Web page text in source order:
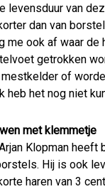
levensduur van
dan van
me ook af waar de
getrokken
of
heb het nog niet
met klemmetje
Klopman heeft
Hij is ook
haren van 3